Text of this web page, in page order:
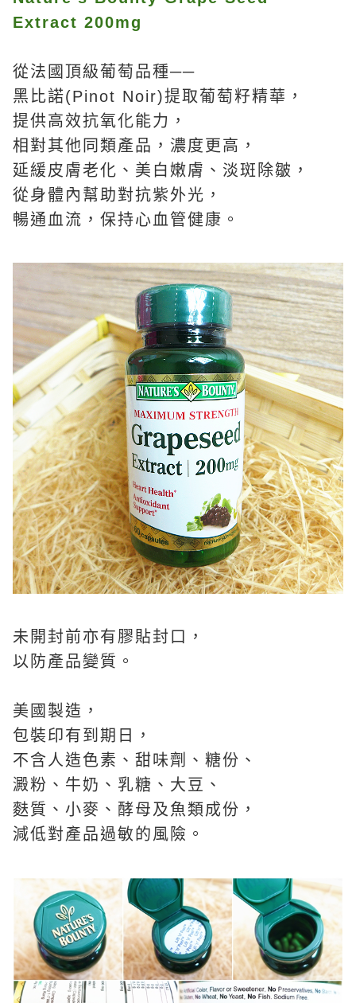
Extract 200mg
從法國頂級葡萄品種──
黑比諾(Pinot Noir)提取葡萄籽精華，
提供高效抗氧化能力，
相對其他同類產品，濃度更高，
延緩皮膚老化、美白嫩膚、淡斑除皺，
從身體內幫助對抗紫外光，
暢通血流，保持心血管健康。
未開封前亦有膠貼封口，
以防產品變質。
美國製造，
包裝印有到期日，
不含人造色素、甜味劑、糖份、
澱粉、牛奶、乳糖、大豆、
麩質、小麥、酵母及魚類成份，
減低對產品過敏的風險。